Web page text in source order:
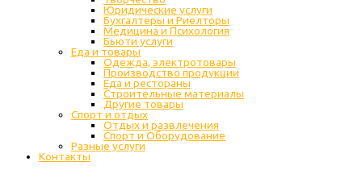
Юридические услуги
Бухгалтеры и Риелторы
Медицина и Психология
Бьюти услуги
Еда и товары
Одежда, электротовары
Производство продукции
Еда и рестораны
Строительные материалы
Другие товары
Спорт и отдых
Отдых и развлечения
Спорт и Оборудование
Разные услуги
Контакты